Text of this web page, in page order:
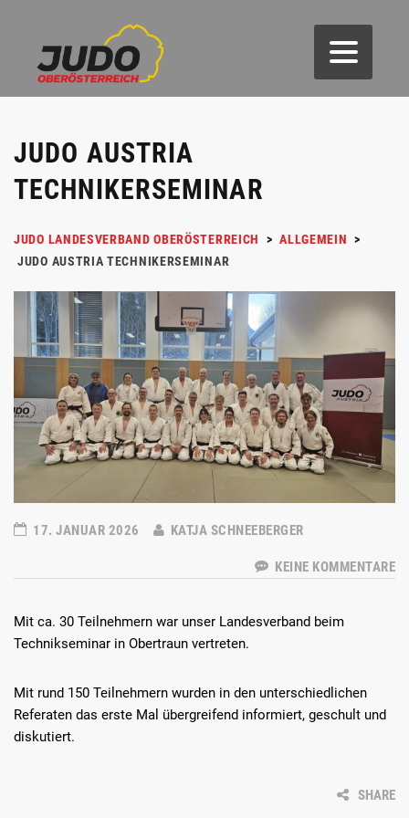
JUDO AUSTRIA
TECHNIKERSEMINAR
JUDO LANDESVERBAND OBERÖSTERREICH > ALLGEMEIN >
JUDO AUSTRIA TECHNIKERSEMINAR
17. JANUAR 2026 KATJA SCHNEEBERGER
KEINE KOMMENTARE
Mit ca. 30 Teilnehmern war unser Landesverband beim
Technikseminar in Obertraun vertreten.
Mit rund 150 Teilnehmern wurden in den unterschiedlichen
Referaten das erste Mal übergreifend informiert, geschult und
diskutiert.
SHARE